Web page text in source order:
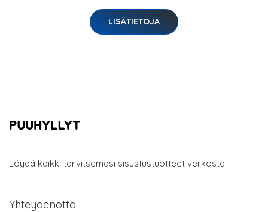
LISÄTIETOJA
Löydä kaikki tarvitsemasi sisustustuotteet verkosta.
Yhteydenotto